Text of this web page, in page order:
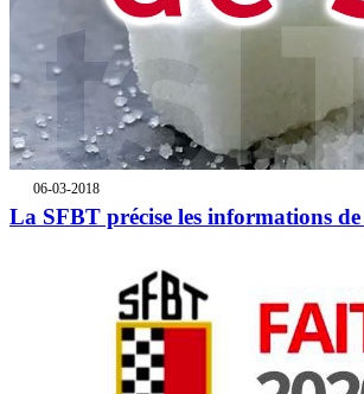
06-03-2018
La SFBT précise les informations